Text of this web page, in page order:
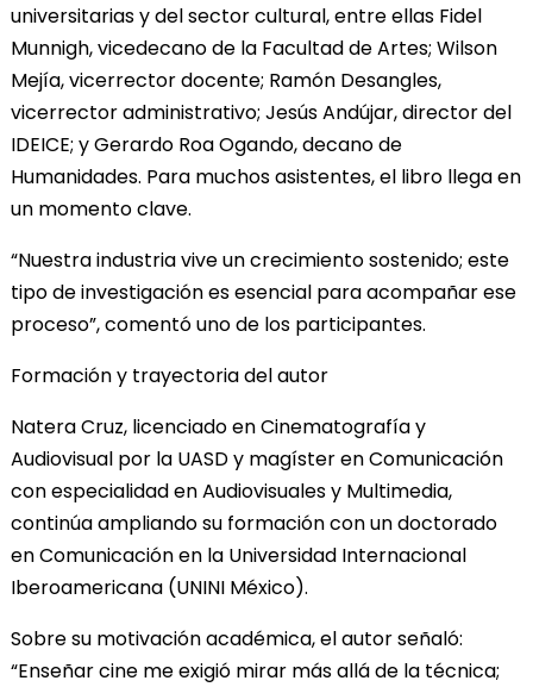
universitarias y del sector cultural, entre ellas Fidel
Munnigh, vicedecano de la Facultad de Artes; Wilson
Mejía, vicerrector docente; Ramón Desangles,
vicerrector administrativo; Jesús Andújar, director del
IDEICE; y Gerardo Roa Ogando, decano de
Humanidades. Para muchos asistentes, el libro llega en
un momento clave.
“Nuestra industria vive un crecimiento sostenido; este
tipo de investigación es esencial para acompañar ese
proceso”, comentó uno de los participantes.
Formación y trayectoria del autor
Natera Cruz, licenciado en Cinematografía y
Audiovisual por la UASD y magíster en Comunicación
con especialidad en Audiovisuales y Multimedia,
continúa ampliando su formación con un doctorado
en Comunicación en la Universidad Internacional
Iberoamericana (UNINI México).
Sobre su motivación académica, el autor señaló:
“Enseñar cine me exigió mirar más allá de la técnica;